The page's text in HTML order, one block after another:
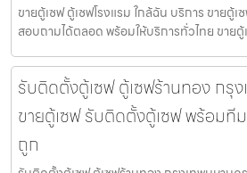
ขายตู้เซฟ ตู้เซฟโรงแรม ใกล้ฉัน บริการ ขายตู้
สอบถามได้ตลอด พร้อมให้บริการทั่วไทย ขายตู้
รับติดตั้งตู้เซฟ ตู้เซฟร้านทอง กรุ
ขายตู้เซฟ รับติดตั้งตู้เซฟ พร้อมที
ถูก